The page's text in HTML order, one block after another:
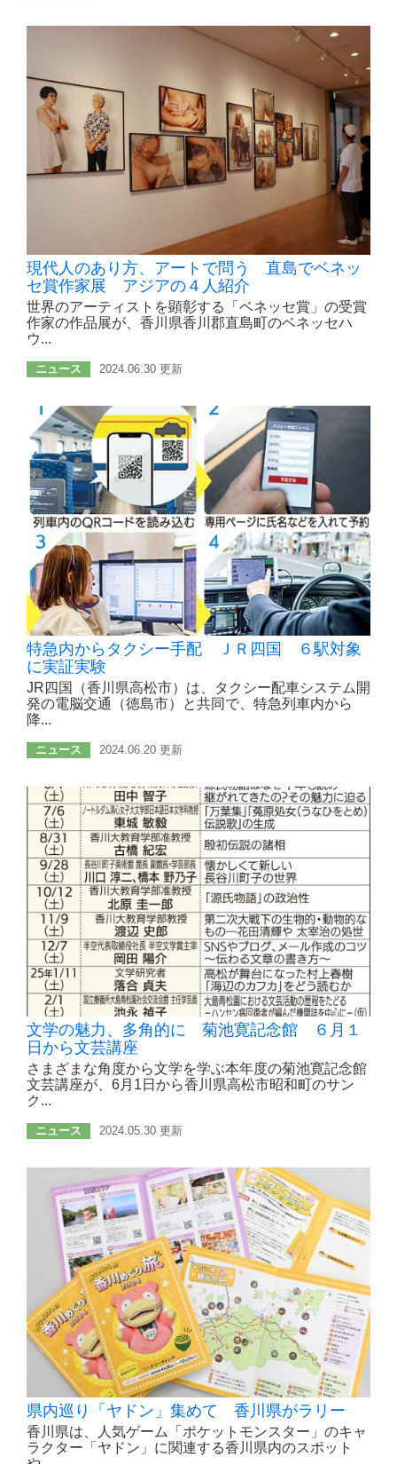
現代人のあり方、アートで問う 直島でベネッ
セ賞作家展 アジアの４人紹介
世界のアーティストを顕彰する「ベネッセ賞」の受賞
作家の作品展が、香川県香川郡直島町のベネッセハ
ウ...
ニュース 2024.06.30 更新
特急内からタクシー手配 ＪＲ四国 ６駅対象
に実証実験
JR四国（香川県高松市）は、タクシー配車システム開
発の電脳交通（徳島市）と共同で、特急列車内から
降...
ニュース 2024.06.20 更新
文学の魅力、多角的に 菊池寛記念館 ６月１
日から文芸講座
さまざまな角度から文学を学ぶ本年度の菊池寛記念館
文芸講座が、6月1日から香川県高松市昭和町のサン
ク...
ニュース 2024.05.30 更新
県内巡り「ヤドン」集めて 香川県がラリー
香川県は、人気ゲーム「ポケットモンスター」のキャ
ラクター「ヤドン」に関連する香川県内のスポット